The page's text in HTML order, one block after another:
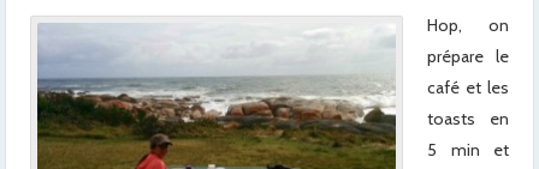
Hop, on
prépare le
café et les
toasts en
5 min et